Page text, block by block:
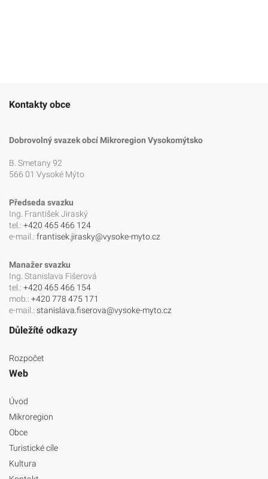
Kontakty obce
Dobrovolný svazek obcí Mikroregion Vysokomýtsko
B. Smetany 92
566 01 Vysoké Mýto
Předseda svazku
Ing. František Jiraský
tel.: +420 465 466 124
e-mail.: frantisek.jirasky@vysoke-myto.cz
Manažer svazku
Ing. Stanislava Fišerová
tel.: +420 465 466 154
mob.: +420 778 475 171
e-mail.: stanislava.fiserova@vysoke-myto.cz
Důležíté odkazy
Rozpočet
Web
Úvod
Mikroregion
Obce
Turistické cíle
Kultura